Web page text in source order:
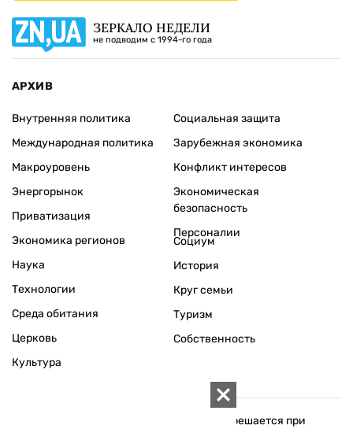
ЗЕРКАЛО НЕДЕЛИ
не подводим с 1994-го года
АРХИВ
Внутренняя политика
Международная политика
Макроуровень
Энергорынок
Приватизация
Экономика регионов
Социальная защита
Зарубежная экономика
Конфликт интересов
Экономическая
безопасность
Персоналии
Наука
Технологии
Среда обитания
Церковь
Культура
Социум
История
Круг семьи
Туризм
Собственность
Использование материалов «ZN.UA» разрешается при